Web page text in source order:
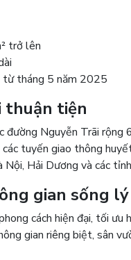
trở lên
từ tháng 5 năm 2025
thuận tiện
Nguyễn Trãi rộng
tuyến giao thông
Hải Dương và các
gian sống
cách hiện đại, tối ưu
gian riêng biệt, sân